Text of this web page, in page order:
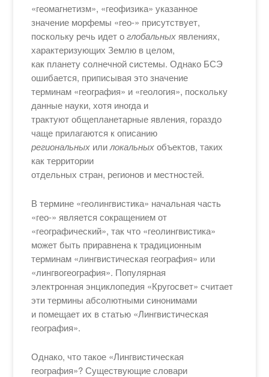
«геомагнетизм», «геофизика» указанное
значение морфемы «гео-» присутствует,
поскольку речь идет оглобальных явлениях,
характеризующих Землю в целом,
как планету солнечной системы. Однако БСЭ
ошибается, приписывая это значение
терминам «география» и «геология», поскольку
данные науки, хотя иногда и
трактуют общепланетарные явления, гораздо
чаще прилагаются к описанию
региональных илилокальныхобъектов, таких
как территории
отдельных стран, регионов и местностей.
В термине «геолингвистика» начальная часть
«гео-» является сокращением от
«географический», так что «геолингвистика»
может быть приравнена к традиционным
терминам «лингвистическая география» или
«лингвогеография». Популярная
электронная энциклопедия «Кругосвет» считает
эти термины абсолютными синонимами
и помещает их в статью «Лингвистическая
география».
Однако, что такое «Лингвистическая
география»? Существующие словари